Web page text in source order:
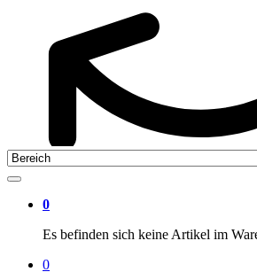
0
Es befinden sich keine Artikel im
0